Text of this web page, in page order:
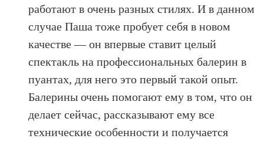
работают в очень разных стилях. И в данном
случае Паша тоже пробует себя в новом
качестве — он впервые ставит целый
спектакль на профессиональных балерин в
пуантах, для него это первый такой опыт.
Балерины очень помогают ему в том, что он
делает сейчас, рассказывают ему все
технические особенности и получается